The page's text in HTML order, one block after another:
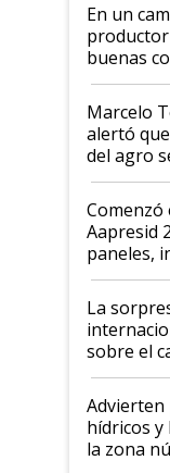
En un
buenas
más
Marcelo
alertó
del agro
"No es
Argentina
las
años"
Comenzó
Aapresid
paneles,
todas las
La
sobre el
"Estoy
Advierten
hídricos y
la zona